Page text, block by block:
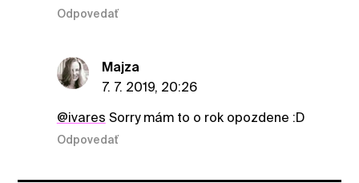
Odpovedať
Majza
7. 7. 2019, 20:26
@ivares Sorry mám to o rok opozdene :D
Odpovedať